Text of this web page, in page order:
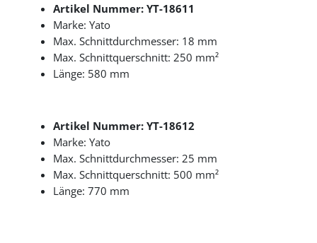
Artikel Nummer: YT-18611
Marke: Yato
Max. Schnittdurchmesser: 18 mm
Max. Schnittquerschnitt: 250 mm²
Länge: 580 mm
Artikel Nummer: YT-18612
Marke: Yato
Max. Schnittdurchmesser: 25 mm
Max. Schnittquerschnitt: 500 mm²
Länge: 770 mm